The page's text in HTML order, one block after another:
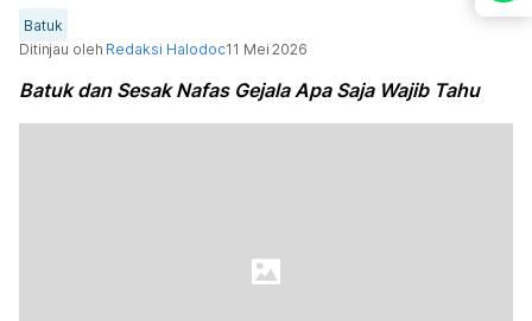
Batuk
Ditinjau oleh Redaksi Halodoc11 Mei 2026
Batuk dan Sesak Nafas Gejala Apa Saja Wajib Tahu